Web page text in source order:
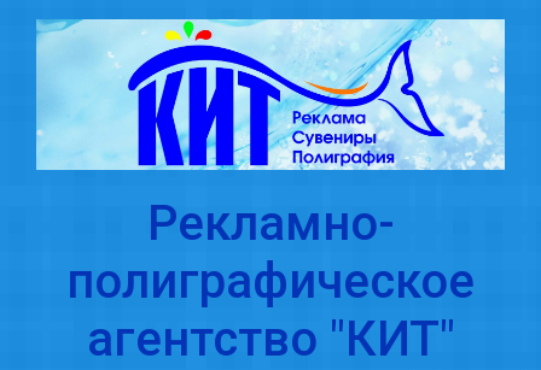
Skip to main content
Рекламно-
полиграфическое
агентство "КИТ"